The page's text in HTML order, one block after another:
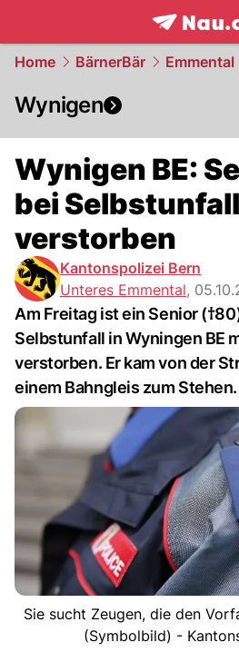
frontpage.
Home BärnerBär Emmental
Wynigen
Wynigen BE:
bei
verstorben
Kantonspolizei Bern
Unteres Emmental,
Am Freitag ist ein Senior
Selbstunfall in Wyningen BE
verstorben. Er kam von der
einem Bahngleis zum Stehen.
Sie sucht Zeugen, die den
(Symbolbild) -